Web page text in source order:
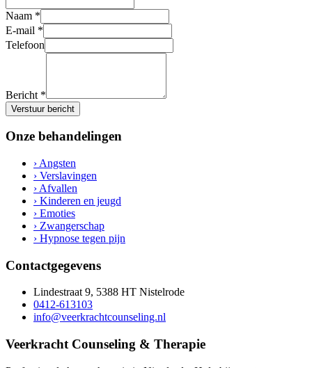
Naam *
E-mail *
Telefoon
Bericht *
Verstuur bericht
Onze behandelingen
› Angsten
› Verslavingen
› Afvallen
› Kinderen en jeugd
› Emoties
› Zwangerschap
› Hypnose tegen pijn
Contactgegevens
Lindestraat 9, 5388 HT Nistelrode
0412-613103
info@veerkrachtcounseling.nl
Veerkracht Counseling & Therapie